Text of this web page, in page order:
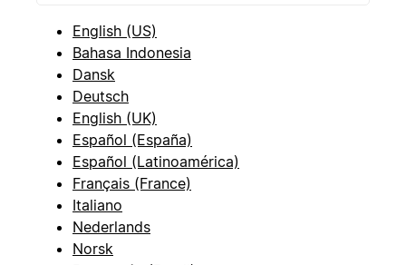
English (US)
Bahasa Indonesia
Dansk
Deutsch
English (UK)
Español (España)
Español (Latinoamérica)
Français (France)
Italiano
Nederlands
Norsk